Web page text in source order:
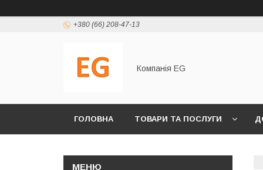
+380 (66) 208-47-13
Компанія EG
ГОЛОВНА ТОВАРИ ТА ПОСЛУГИ